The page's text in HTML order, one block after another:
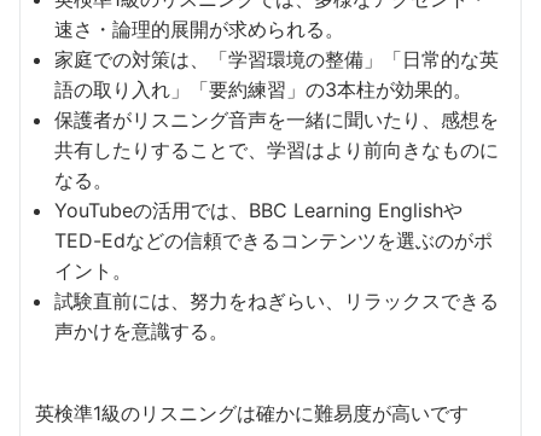
速さ・論理的展開が求められる。
家庭での対策は、「学習環境の整備」「日常的な英
語の取り入れ」「要約練習」の3本柱が効果的。
保護者がリスニング音声を一緒に聞いたり、感想を
共有したりすることで、学習はより前向きなものに
なる。
YouTubeの活用では、BBC Learning Englishや
TED-Edなどの信頼できるコンテンツを選ぶのがポ
イント。
試験直前には、努力をねぎらい、リラックスできる
声かけを意識する。
英検準1級のリスニングは確かに難易度が高いです